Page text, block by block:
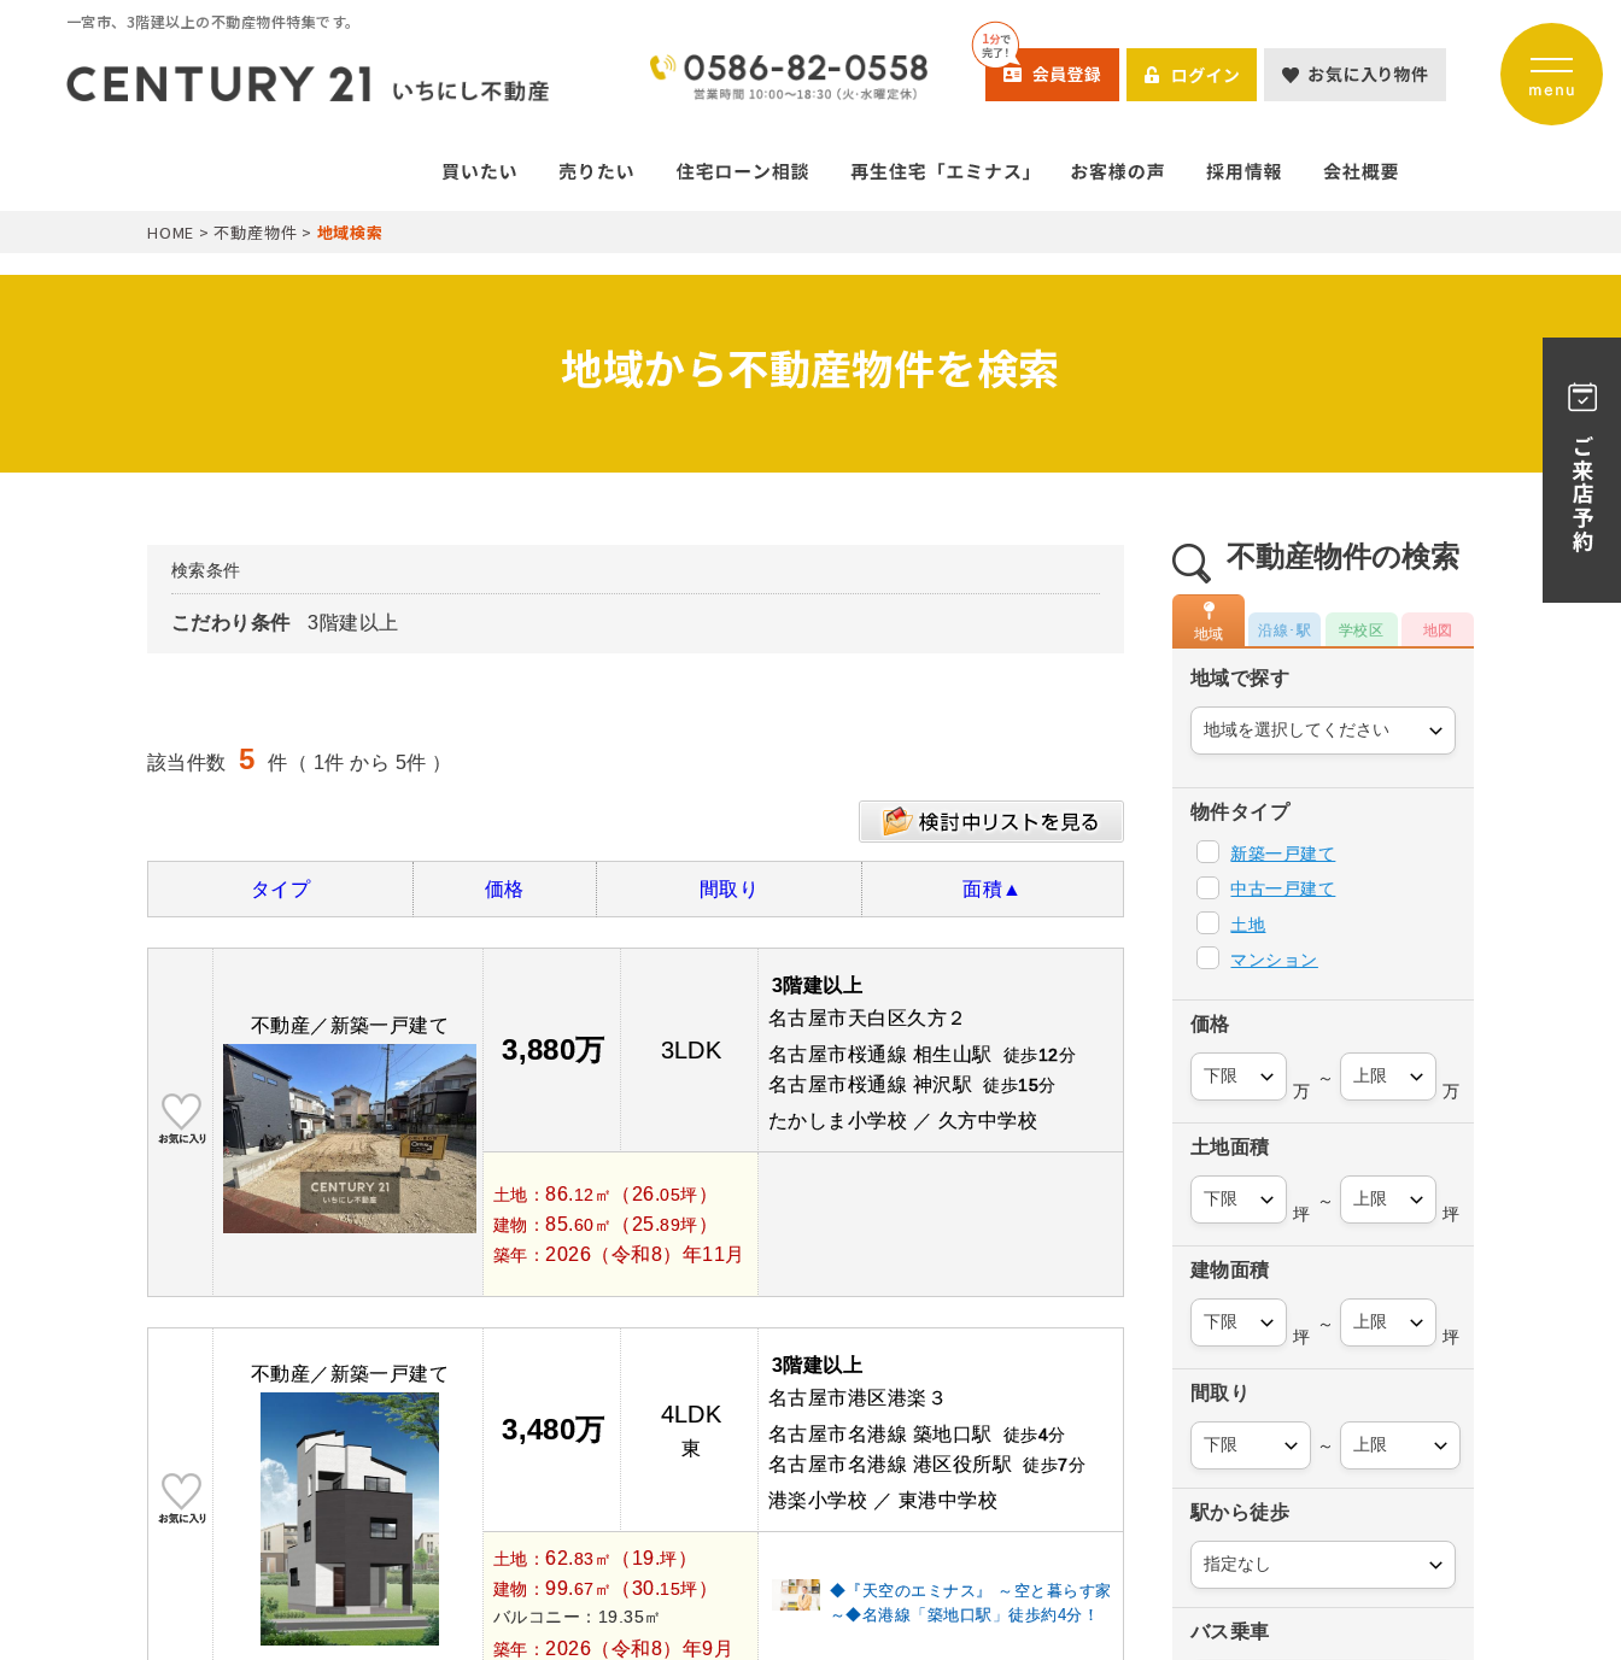
一宮市、3階建以上の不動産物件特集です。
HOME >不動産物件 > 地域検索
地域から不動産物件を検索
検索条件
こだわり条件 3階建以上
該当件数 5 件（ 1件 から 5件 ）
タイプ 価格 間取り 面積 ▲
不動産／新築一戸建て
3,880万 3LDK
3階建以上
名古屋市天白区久方２
名古屋市桜通線 相生山駅
徒歩12分
名古屋市桜通線 神沢駅 徒歩15分
たかしま小学校 ／ 久方中学校
土地：86.12㎡ （26.05坪）
建物：85.60㎡ （25.89坪）
築年： 2026（令和8）年11月
不動産／新築一戸建て
3,480万 4LDK
東
3階建以上
名古屋市港区港楽３
名古屋市名港線 築地口駅
徒歩4分
名古屋市名港線 港区役所駅 徒歩7分
港楽小学校 ／ 東港中学校
土地：62.83㎡ （19.坪）
建物：99.67㎡ （30.15坪）
バルコニー：19.35㎡
築年： 2026（令和8）年9月
◆『天空のエミナス』 ～空と暮らす家
～◆名港線「築地口駅」徒歩約4分！
不動産物件の検索
地域 沿線･駅 学校区 地図
地域で探す
物件タイプ
新築一戸建て
中古一戸建て
土地
マンション
価格
万
～
万
土地面積
坪
～
坪
建物面積
坪
～
坪
間取り
～
駅から徒歩
バス乗車